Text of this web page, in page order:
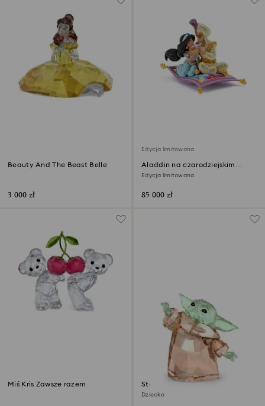
Beauty And The Beast Belle
3 000 zł
Edycja limitowana
Aladdin na czarodziejskim
dywanie
Edycja limitowana
85 000 zł
Miś Kris Zawsze razem Star Wars – Mandalorian
Dziecko